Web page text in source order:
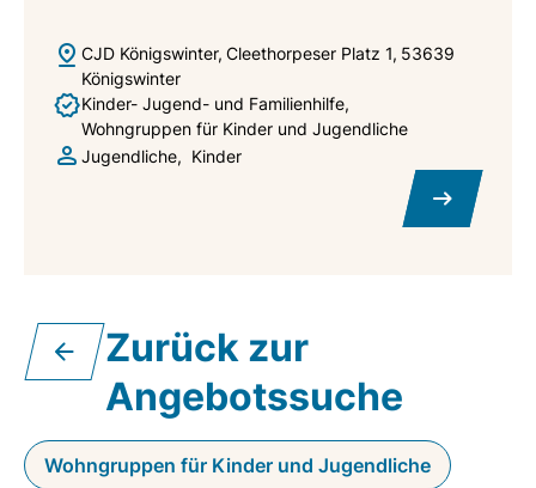
CJD Königswinter Cleethorpeser Platz 1 53639
Königswinter
Kinder- Jugend- und Familienhilfe
Wohngruppen für Kinder und Jugendliche
Jugendliche
Kinder
Zurück zur
Angebotssuche
Wohngruppen für Kinder und Jugendliche